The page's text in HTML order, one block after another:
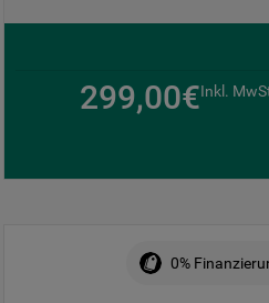
299,00€Inkl.
0%